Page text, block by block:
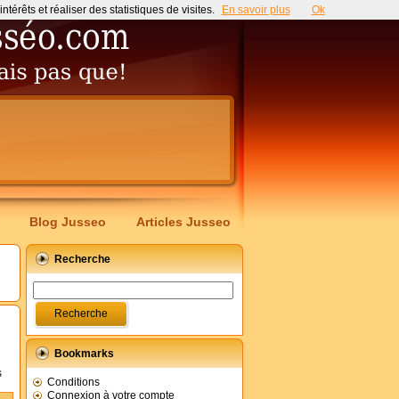
Blog Jusseo Articles Jusseo
Recherche
Bookmarks
Conditions
Connexion à votre compte
et réaliser des statistiques de visites. En savoir plus Ok